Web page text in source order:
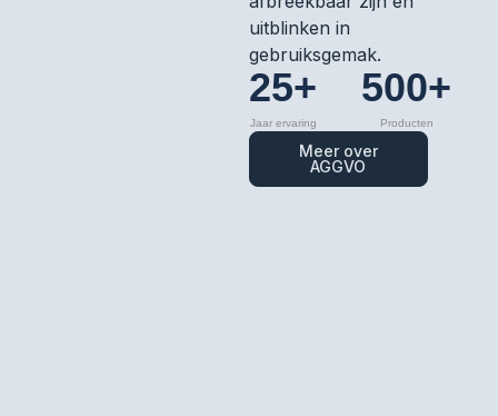
uitblinken in
gebruiksgemak.
25+
Jaar ervaring
500+
Producten
Meer over
AGGVO